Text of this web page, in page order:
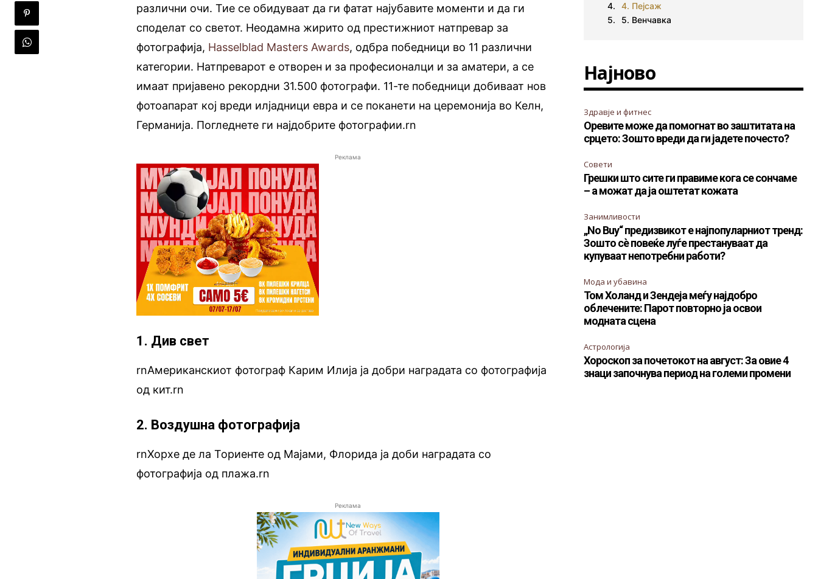
различни очи. Тие се обидуваат да ги фатат најубавите моменти и да ги
споделат со светот. Неодамна жирито од престижниот натпревар за
фотографија, Hasselblad Masters Awards, одбра победници во 11 различни
категории. Натпреварот е отворен и за професионалци и за аматери, а се
имаат пријавено рекордни 31.500 фотографи. 11-те победници добиваат нов
фотоапарат кој вреди илјадници евра и се поканети на церемонија во Келн,
Германија. Погледнете ги најдобрите фотографии.rn
Реклама
1. Див свет
rnАмериканскиот фотограф Карим Илија ја добри наградата со фотографија
од кит.rn
2. Воздушна фотографија
rnХорхе де ла Ториенте од Мајами, Флорида ја доби наградата со
фотографија од плажа.rn
Реклама
4. Пејсаж
5. Венчавка
Најново
Здравје и фитнес
Оревите може да помогнат во заштитата на
срцето: Зошто вреди да ги јадете почесто?
Совети
Грешки што сите ги правиме кога се сончаме
– а можат да ја оштетат кожата
Занимливости
„No Buy“ предизвикот е најпопуларниот тренд:
Зошто сè повеќе луѓе престануваат да
купуваат непотребни работи?
Мода и убавина
Том Холанд и Зендеја меѓу најдобро
облечените: Парот повторно ја освои
модната сцена
Астрологија
Хороскоп за почетокот на август: За овие 4
знаци започнува период на големи промени